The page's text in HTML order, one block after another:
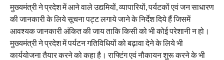
मुख्यमंत्री ने प्रदेश में आने वाले उद्यमियों, व्यापारियों, पर्यटकों एवं जन साधारण
की जानकारी के लिये सूचना पट्ट लगाये जाने के निर्देश दिये हैं जिसमें
आवश्यक जानकारी अंकित की जाय ताकि किसी को भी कोई परेशानी न हो।
मुख्यमंत्री ने प्रदेश में पर्यटन गतिविधियों को बढ़ावा देने के लिये भी
कार्ययोजना तैयार करने को कहा है। राफ्टिंग एवं नौकायन शुरू करने के भी